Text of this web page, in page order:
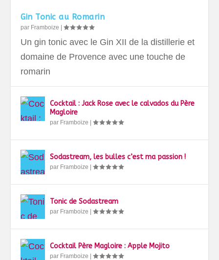
Gin Tonic au Romarin
par Framboize |
Un gin tonic avec le Gin XII de la distillerie et
domaine de Provence avec une touche de
romarin
Cocktail : Jack Rose avec le calvados du Père
Magloire
par Framboize |
Sodastream, les bulles c’est ma passion !
par Framboize |
Tonic de Sodastream
par Framboize |
Cocktail Père Magloire : Apple Mojito
par Framboize |